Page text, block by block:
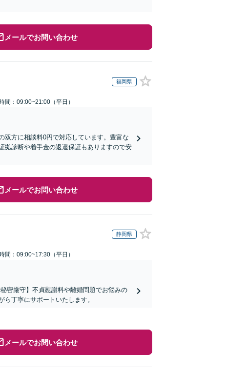
メールでお問い合わせ
福岡県
間：09:00~21:00（平日）
双方に相談料0円で対応しています。豊富な
拠診断や着手金の返還保証もありますので安
メールでお問い合わせ
静岡県
間：09:00~17:30（平日）
密厳守】不貞慰謝料や離婚問題でお悩みの
丁寧にサポートいたします。
メールでお問い合わせ